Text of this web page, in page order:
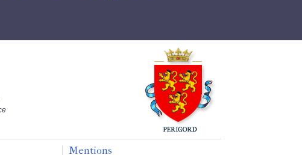
Mentions